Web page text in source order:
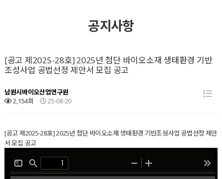
공지사항
[공고 제2025-28호] 2025년 첨단 바이오소재 생태환경 기반
조성사업 공법선정 제안서 모집 공고
남원시바이오산업연구원
2,154회
25-08-20
[공고 제2025-28호] 2025년 첨단 바이오소재 생태환경 기반조성사업 공법선정 제안
서 모집 공고